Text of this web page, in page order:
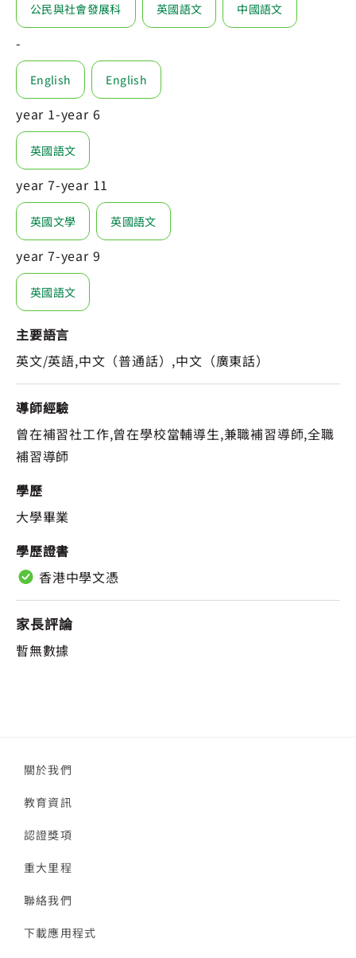
公民與社會發展科 英國語文 中國語文
-
English English
year 1-year 6
英國語文
year 7-year 11
英國文學 英國語文
year 7-year 9
英國語文
主要語言
英文/英語,中文（普通話）,中文（廣東話）
導師經驗
曾在補習社工作,曾在學校當輔導生,兼職補習導師,全職
補習導師
學歷
大學畢業
學歷證書
香港中學文憑
家長評論
暫無數據
關於我們
教育資訊
認證獎項
重大里程
聯絡我們
下載應用程式